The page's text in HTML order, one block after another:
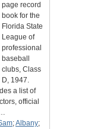
page record
book for the
Florida State
League of
professional
baseball
clubs, Class
D, 1947.
a list of
official
;Albany;